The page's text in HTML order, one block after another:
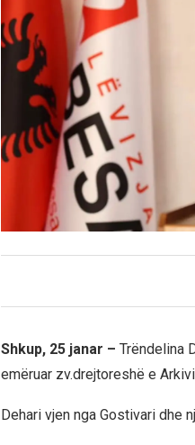
Shkup, 25 janar – Trëndelina
emëruar zv.drejtoreshë e
Dehari vjen nga Gostivari dhe